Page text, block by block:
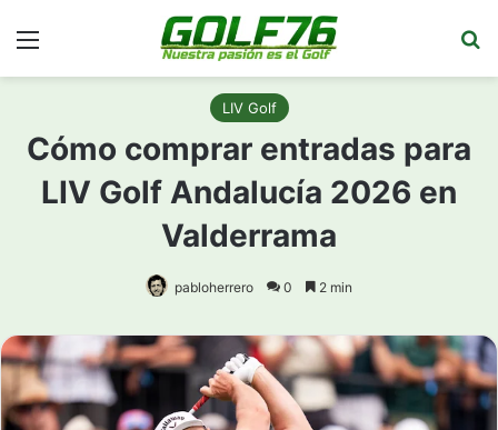
Menú
LIV Golf
Cómo comprar entradas para
LIV Golf Andalucía 2026 en
Valderrama
pabloherrero 0 2 min